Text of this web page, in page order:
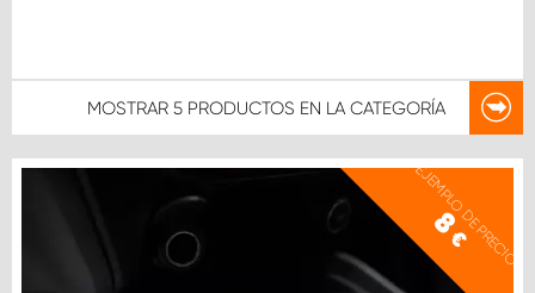
MOSTRAR 5 PRODUCTOS EN LA CATEGORÍA
EJEMPLO DE PRECIO
8
€